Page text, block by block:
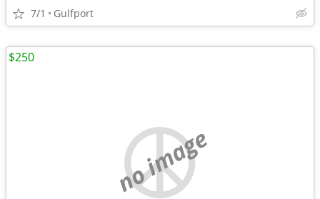
7/1 Gulfport
no image
$250